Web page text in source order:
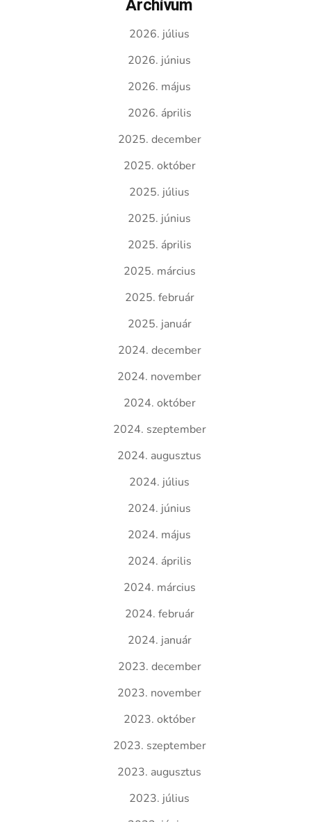
Archívum
2026. július
2026. június
2026. május
2026. április
2025. december
2025. október
2025. július
2025. június
2025. április
2025. március
2025. február
2025. január
2024. december
2024. november
2024. október
2024. szeptember
2024. augusztus
2024. július
2024. június
2024. május
2024. április
2024. március
2024. február
2024. január
2023. december
2023. november
2023. október
2023. szeptember
2023. augusztus
2023. július